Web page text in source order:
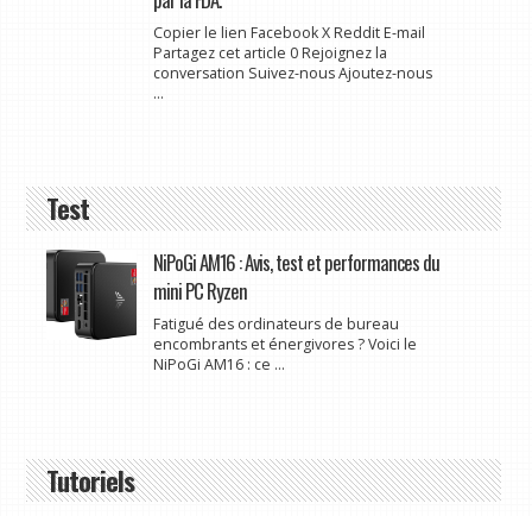
Copier le lien Facebook X Reddit E-mail
Partagez cet article 0 Rejoignez la
conversation Suivez-nous Ajoutez-nous
...
Test
NiPoGi AM16 : Avis, test et performances du
mini PC Ryzen
Fatigué des ordinateurs de bureau
encombrants et énergivores ? Voici le
NiPoGi AM16 : ce ...
Tutoriels